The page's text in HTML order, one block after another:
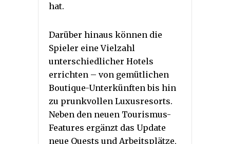
hat.
Darüber hinaus können die
Spieler eine Vielzahl
unterschiedlicher Hotels
errichten – von gemütlichen
Boutique-Unterkünften bis hin
zu prunkvollen Luxusresorts.
Neben den neuen Tourismus-
Features ergänzt das Update
neue Quests und Arbeitsplätze,